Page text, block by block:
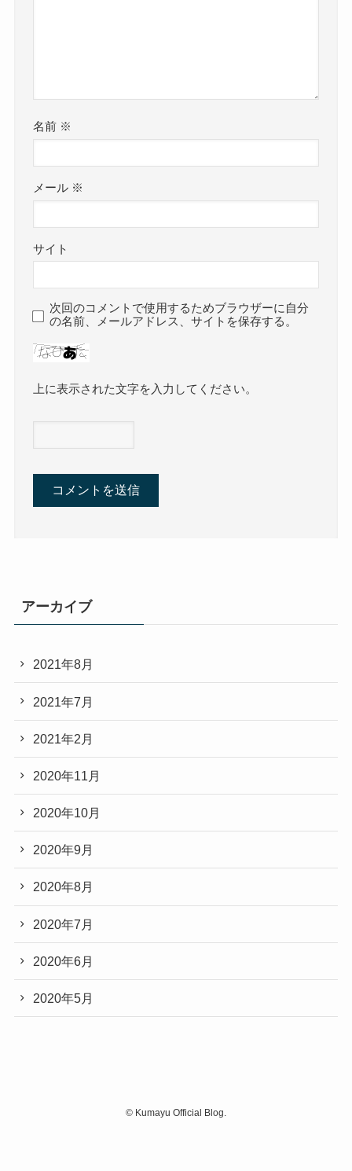
名前 ※
メール ※
サイト
次回のコメントで使用するためブラウザーに自分
の名前、メールアドレス、サイトを保存する。
上に表示された文字を入力してください。
アーカイブ
2021年8月
2021年7月
2021年2月
2020年11月
2020年10月
2020年9月
2020年8月
2020年7月
2020年6月
2020年5月
© Kumayu Official Blog.